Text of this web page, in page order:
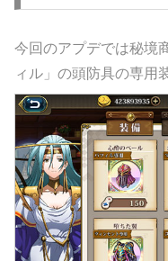
今回のアプデでは秘境
ィル」の頭防具の専用